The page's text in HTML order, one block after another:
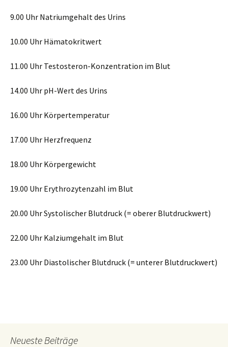
9.00 Uhr Natriumgehalt des Urins
10.00 Uhr Hämatokritwert
11.00 Uhr Testosteron-Konzentration im Blut
14.00 Uhr pH-Wert des Urins
16.00 Uhr Körpertemperatur
17.00 Uhr Herzfrequenz
18.00 Uhr Körpergewicht
19.00 Uhr Erythrozytenzahl im Blut
20.00 Uhr Systolischer Blutdruck (= oberer Blutdruckwert)
22.00 Uhr Kalziumgehalt im Blut
23.00 Uhr Diastolischer Blutdruck (= unterer Blutdruckwert)
Neueste Beiträge